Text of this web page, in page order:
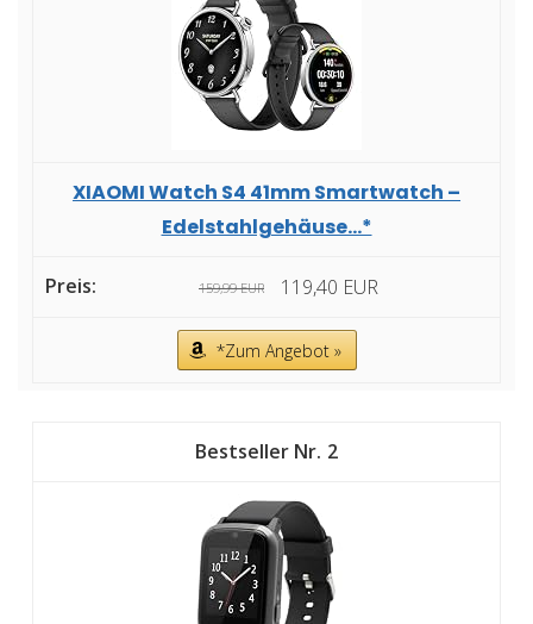
XIAOMI Watch S4 41mm Smartwatch –
Edelstahlgehäuse...*
159,99 EUR 119,40 EUR
*Zum Angebot »
2